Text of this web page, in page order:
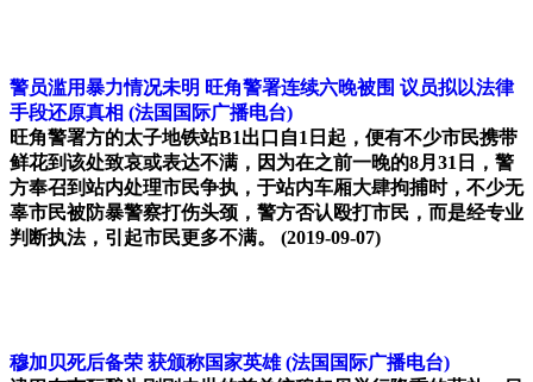
警员滥用暴力情况未明 旺角警署连续六晚被围 议员拟以法律
手段还原真相 (法国国际广播电台)
旺角警署方的太子地铁站B1出口自1日起，便有不少市民携带
鲜花到该处致哀或表达不满，因为在之前一晚的8月31日，警
方奉召到站内处理市民争执，于站内车厢大肆拘捕时，不少无
辜市民被防暴警察打伤头颈，警方否认殴打市民，而是经专业
判断执法，引起市民更多不满。 (2019-09-07)
穆加贝死后备荣 获颁称国家英雄 (法国国际广播电台)